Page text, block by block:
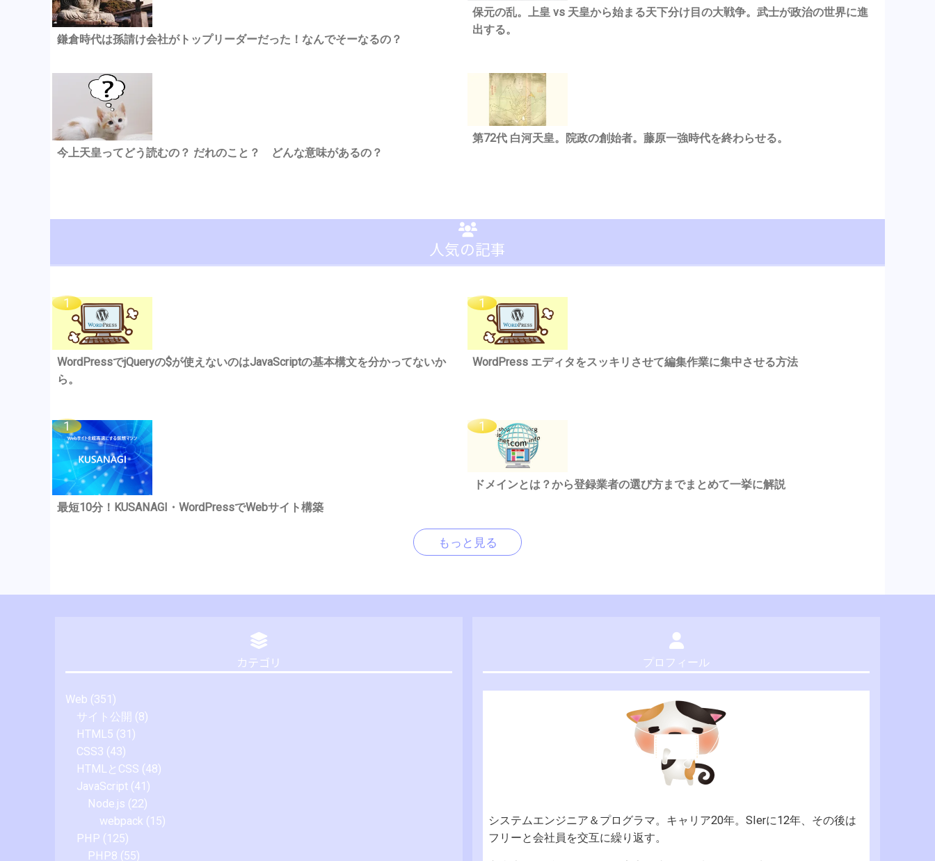
鎌倉時代は孫請け会社がトップリーダーだった！なんでそーなるの？
保元の乱。上皇 vs 天皇から始まる天下分け目の大戦争。武士が政治の世界に進
出する。
今上天皇ってどう読むの？ だれのこと？ どんな意味があるの？
第72代 白河天皇。院政の創始者。藤原一強時代を終わらせる。
人気の記事
WordPressでjQueryの$が使えないのはJavaScriptの基本構文を分かってないか
ら。
WordPress エディタをスッキリさせて編集作業に集中させる方法
最短10分！KUSANAGI・WordPressでWebサイト構築
ドメインとは？から登録業者の選び方までまとめて一挙に解説
もっと見る
カテゴリ
Web (351)
サイト公開 (8)
HTML5 (31)
CSS3 (43)
HTMLとCSS (48)
JavaScript (41)
Node.js (22)
webpack (15)
PHP (125)
PHP8 (55)
プロフィール
システムエンジニア＆プログラマ。キャリア20年。SIerに12年、その後は
フリーと会社員を交互に繰り返す。